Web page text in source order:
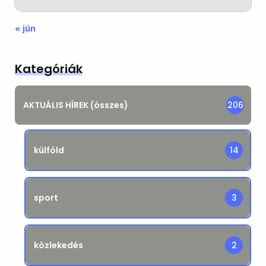
« jún
Kategóriák
AKTUÁLIS HÍREK (összes) 206
külföld 14
sport 3
közlekedés 2